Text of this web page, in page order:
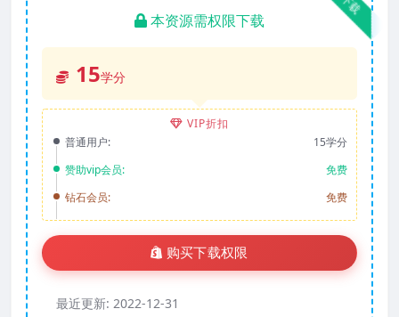
本资源需权限下载
15学分
VIP折扣
普通用户:
15学分
赞助vip会员:
免费
钻石会员:
免费
购买下载权限
最近更新: 2022-12-31